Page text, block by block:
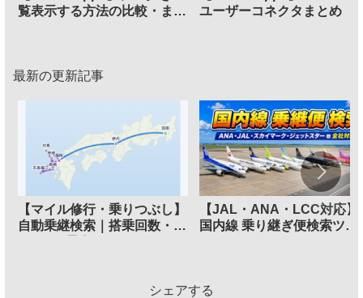
覧表示する方法の比較・まと
ユーザーコネクタまとめ
最新の更新記事
【マイル修行・乗りつぶし】
自動乗継検索｜搭乗回数・
【JAL・ANA・LCC対応】
国内線 乗り継ぎ便検索ツー
シェアする